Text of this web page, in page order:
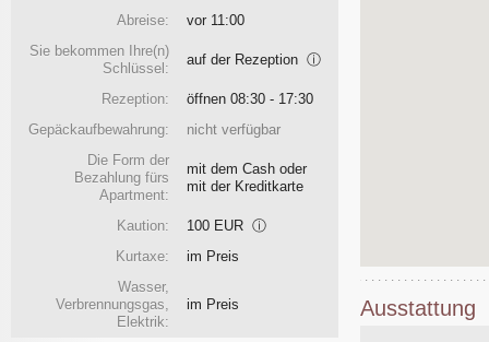
Ausstattung
Abreise:
vor 11:00
Sie bekommen Ihre(n)
Schlüssel:
auf der Rezeption ⓘ
Rezeption:
öffnen 08:30 - 17:30
Gepäckaufbewahrung:
nicht verfügbar
Die Form der
Bezahlung fürs
Apartment:
mit dem Cash oder
mit der Kreditkarte
Kaution: 100 EUR ⓘ
Kurtaxe:
im Preis
Wasser,
Verbrennungsgas,
Elektrik:
im Preis